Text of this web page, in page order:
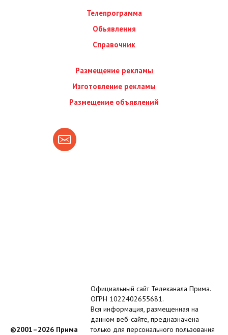
Телепрограмма
Обьявления
Справочник
Размещение рекламы
Изготовление рекламы
Размещение объявлений
©2001–2026 Прима
Официальный сайт Телеканала Прима.
ОГРН 1022402655681.
Вся информация, размещенная на
данном веб-сайте, предназначена
только для персонального пользования